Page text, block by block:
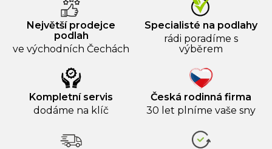
Největší prodejce
podlah
ve východních Čechách
Specialisté na podlahy
rádi poradíme s
výběrem
Kompletní servis
dodáme na klíč
Česká rodinná firma
30 let plníme vaše sny